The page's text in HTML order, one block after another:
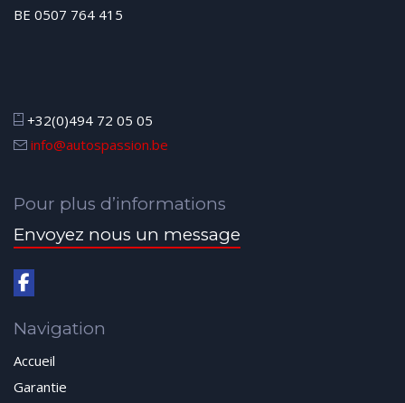
BE 0507 764 415
+32(0)494 72 05 05
info@autospassion.be
Pour plus d’informations
Envoyez nous un message
Navigation
Accueil
Garantie